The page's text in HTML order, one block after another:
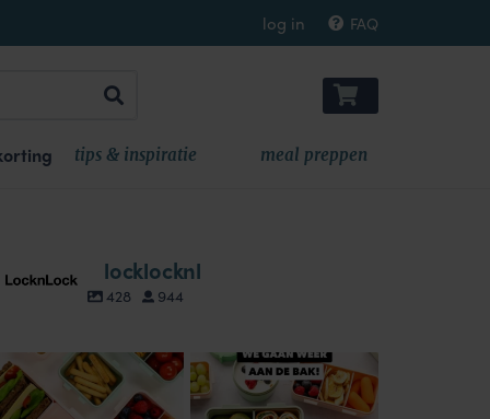
log in FAQ
tips & inspiratie meal preppen
locklocknl
428 944
locklocknl
Aug 18
locklocknl
Aug 14